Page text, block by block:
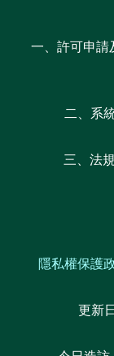
一、許可申請
二、系
三、法
隱私權保護
更新